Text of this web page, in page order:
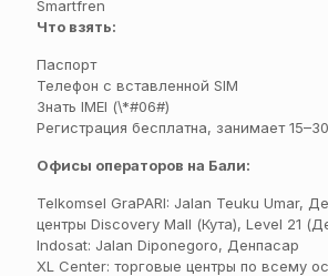
Smartfren
Что взять:
Паспорт
Телефон с вставленной SIM
Знать IMEI (\*#06#)
Регистрация бесплатна, занимает
Офисы операторов на Бали:
Telkomsel GraPARI: Jalan Teuku Umar,
центры Discovery Mall (Кута), Level 21
Indosat: Jalan Diponegoro, Денпасар
XL Center: торговые центры по всему